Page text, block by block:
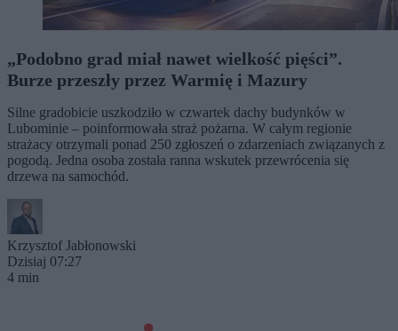
„Podobno grad miał nawet wielkość pięści”.
Burze przeszły przez Warmię i Mazury
Silne gradobicie uszkodziło w czwartek dachy budynków w
Lubominie – poinformowała straż pożarna. W całym regionie
strażacy otrzymali ponad 250 zgłoszeń o zdarzeniach związanych z
pogodą. Jedna osoba została ranna wskutek przewrócenia się
drzewa na samochód.
Krzysztof Jabłonowski
Dzisiaj 07:27
4 min